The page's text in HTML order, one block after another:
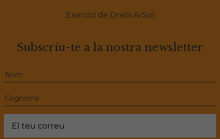
Exercici de Drets ArSol
Subscríu-te a la nostra newsletter